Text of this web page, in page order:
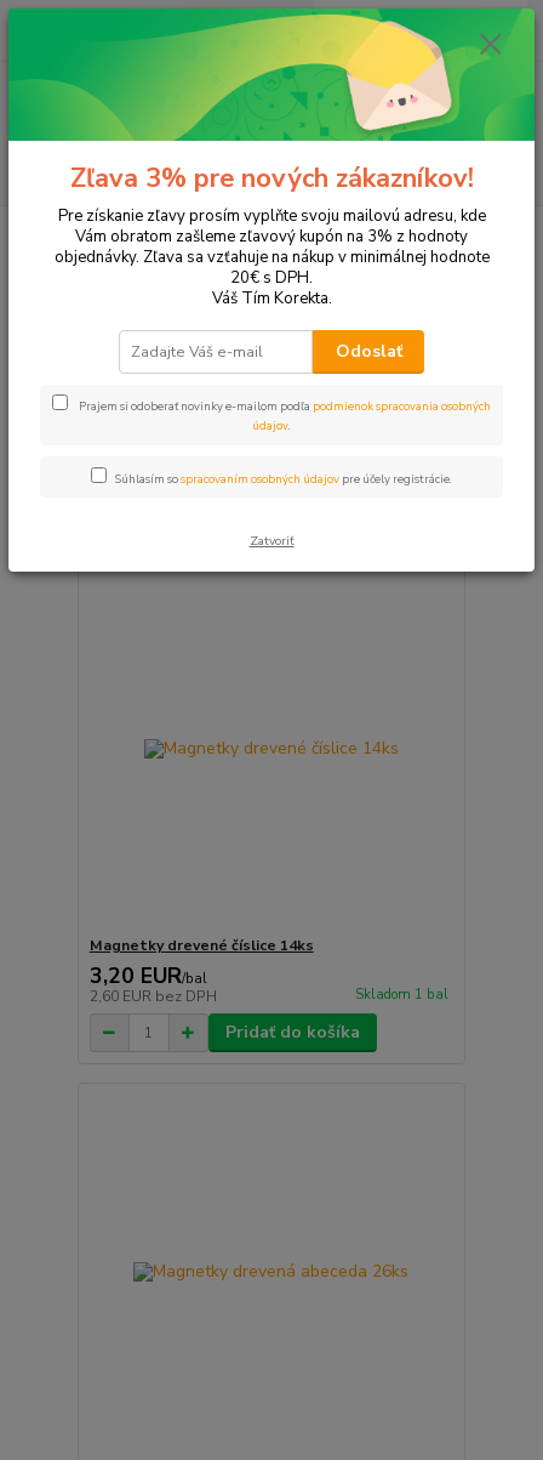
Hľadať
ks
za 0,00 EUR
Kancelárske potreby Klipy, špendlíky a spony Magnety
Upresniť parametre
Najdrahšie
Zobrazujem 1-8 z 8
Magnetky drevené číslice 14ks
3,20 EUR/bal
2,60 EUR bez DPH Skladom 1 bal
Pridať do košíka
Zľava 3% pre nových zákazníkov!
Pre získanie zľavy prosím vyplňte svoju mailovú adresu, kde
Vám obratom zašleme zľavový kupón na 3% z hodnoty
objednávky. Zľava sa vzťahuje na nákup v minimálnej hodnote
20€ s DPH.
Váš Tím Korekta.
Odoslať
Prajem si odoberať novinky e-mailom podľa podmienok spracovania osobných
údajov.
Súhlasím sospracovaním osobných údajov pre účely registrácie.
Zatvoriť